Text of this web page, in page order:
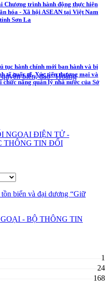
Chương trình hành động thực hiện
hóa - Xã hội ASEAN tại Việt Nam
Sơn La
tục hành chính mới ban hành và bị
tế quốc tế, Xúc tiến thương mại và
năng quản lý nhà nước của Sở
1
24
168